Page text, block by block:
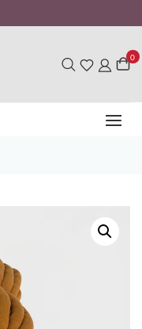
0